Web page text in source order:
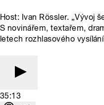
Host: Ivan Rössler. „Vývoj
S novinářem, textařem,
letech rozhlasového
35:13